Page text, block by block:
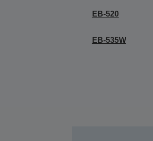
EB-520
EB-535W